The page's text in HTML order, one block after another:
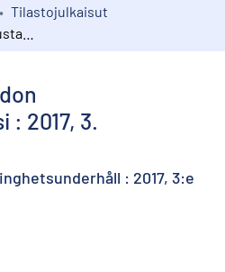
Tilastojulkaisut
: 2017, 3.
: 2017, 3:e